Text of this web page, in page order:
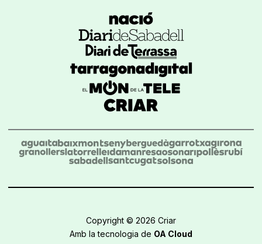
Copyright © 2026 Criar
Amb la tecnologia de OA Cloud